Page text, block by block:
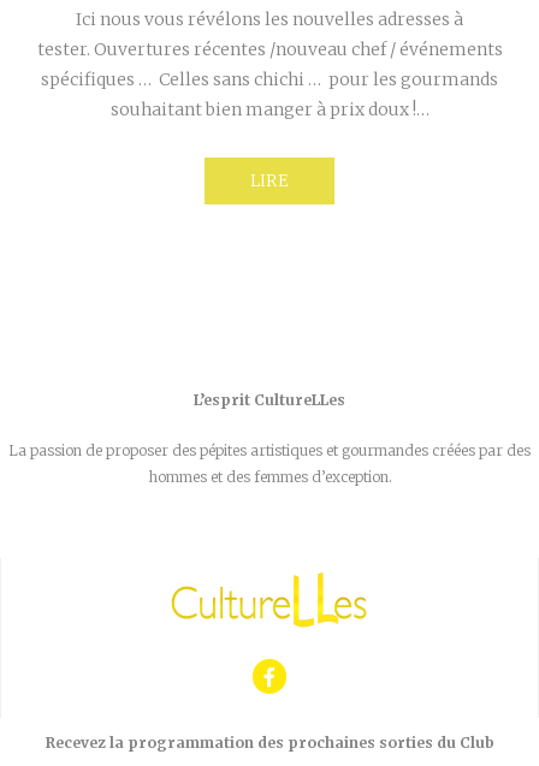
Ici nous vous révélons les nouvelles adresses à
tester. Ouvertures récentes /nouveau chef / événements
spécifiques … Celles sans chichi … pour les gourmands
souhaitant bien manger à prix doux !…
LIRE
L’esprit CultureLLes
La passion de proposer des pépites artistiques et gourmandes créées par des
hommes et des femmes d’exception.
Recevez la programmation des prochaines sorties du Club